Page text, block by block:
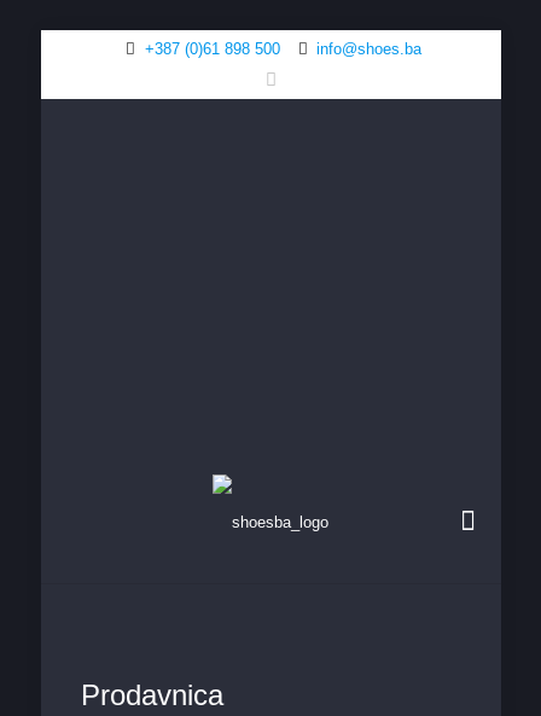
+387 (0)61 898 500 info@shoes.ba
Prodavnica